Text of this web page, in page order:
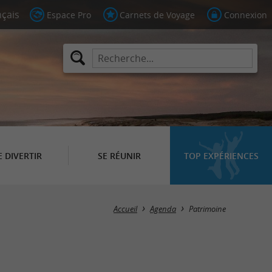
Espace Pro Carnets de Voyage Connexion
DIVERTIR SE RÉUNIR TOP EXPÉRIENCES
Masquer la carte
Accueil Agenda Patrimoine